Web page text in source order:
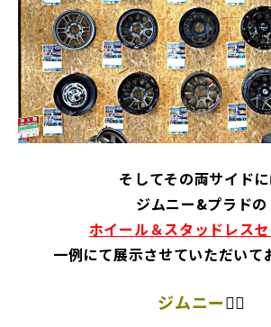
そしてその両サイド
ジムニー&プラドの
ホイール＆スタッドレス
一例にて展示させていただいて
ジムニー👉🏻